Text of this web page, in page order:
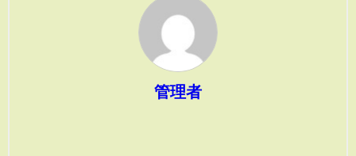
管理者